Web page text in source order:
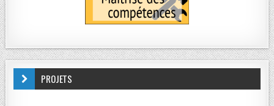
PROJETS